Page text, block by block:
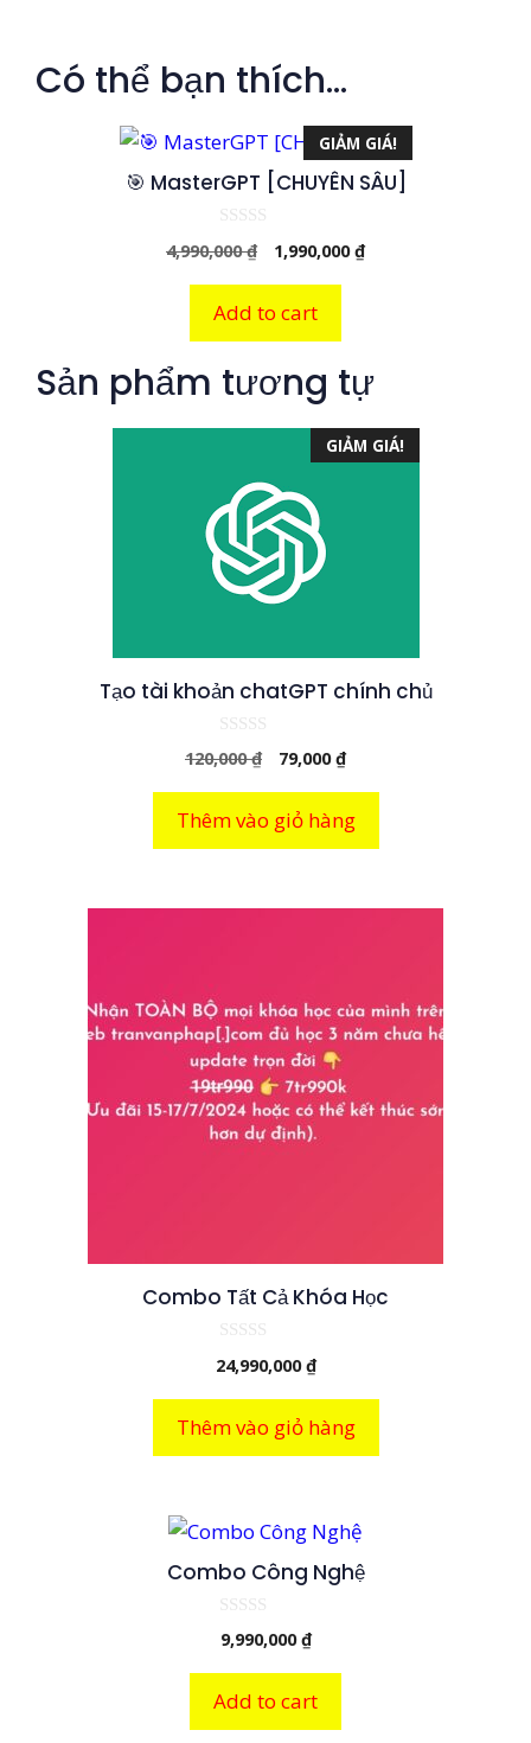
Có thể bạn thích…
GIẢM GIÁ!
🎯 MasterGPT [CHUYÊN SÂU]
n
o
à
i
5
4,990,000₫
Giá
là:
1,990,000₫Giá
Add to cart
Sản phẩm tương tự
GIẢM GIÁ!
Tạo tài khoản chatGPT chính chủ
0
n
o
à
i
5
120,000₫
Giá
là:
79,000₫Giá
tại
Thêm vào giỏ hàng
Combo Tất Cả Khóa Học
n
o
à
i
5
24,990,000₫
Thêm vào giỏ hàng
Combo Công Nghệ
0
n
o
à
i
5
9,990,000₫
Add to cart